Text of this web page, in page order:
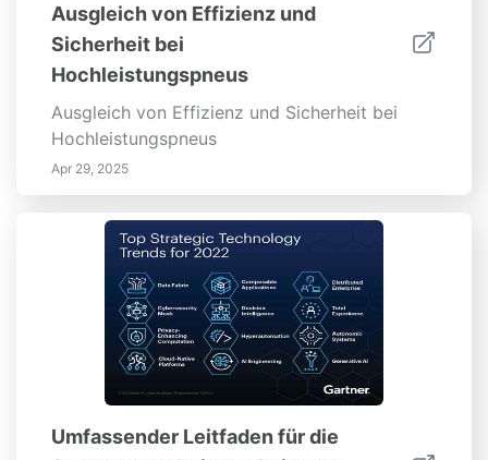
Ausgleich von Effizienz und
Sicherheit bei
Hochleistungspneus
Ausgleich von Effizienz und Sicherheit bei
Hochleistungspneus
Apr 29, 2025
Umfassender Leitfaden für die